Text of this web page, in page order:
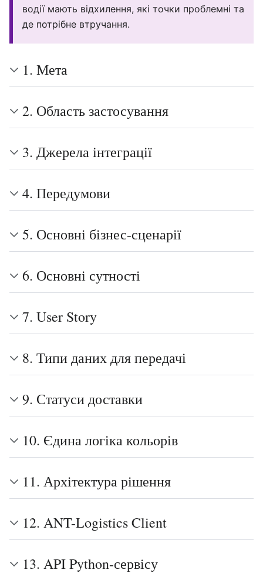
водії мають відхилення, які точки проблемні та
де потрібне втручання.
1. Мета
2. Область застосування
3. Джерела інтеграції
4. Передумови
5. Основні бізнес-сценарії
6. Основні сутності
7. User Story
8. Типи даних для передачі
9. Статуси доставки
10. Єдина логіка кольорів
11. Архітектура рішення
12. ANT-Logistics Client
13. API Python-сервісу